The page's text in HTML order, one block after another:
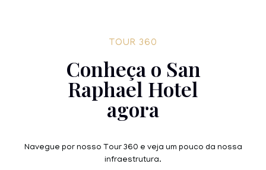
TOUR 360
Conheça o San
Raphael Hotel
agora
Navegue por nosso Tour 360 e veja um pouco da nossa
infraestrutura.